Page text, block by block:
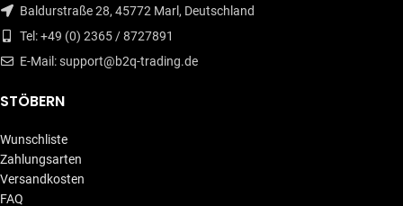
Baldurstraße 28, 45772 Marl, Deutschland
Tel: +49 (0) 2365 / 8727891
E-Mail: support@b2q-trading.de
STÖBERN
Wunschliste
Zahlungsarten
Versandkosten
FAQ